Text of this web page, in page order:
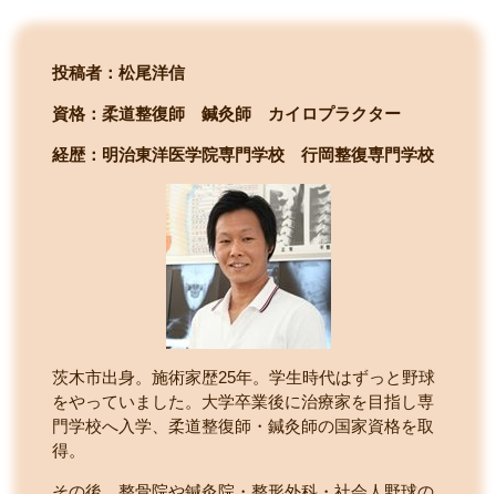
投稿者：松尾洋信
資格：柔道整復師 鍼灸師 カイロプラクター
経歴：明治東洋医学院専門学校 行岡整復専門学校
茨木市出身。施術家歴25年。学生時代はずっと野球
をやっていました。大学卒業後に治療家を目指し専
門学校へ入学、柔道整復師・鍼灸師の国家資格を取
得。